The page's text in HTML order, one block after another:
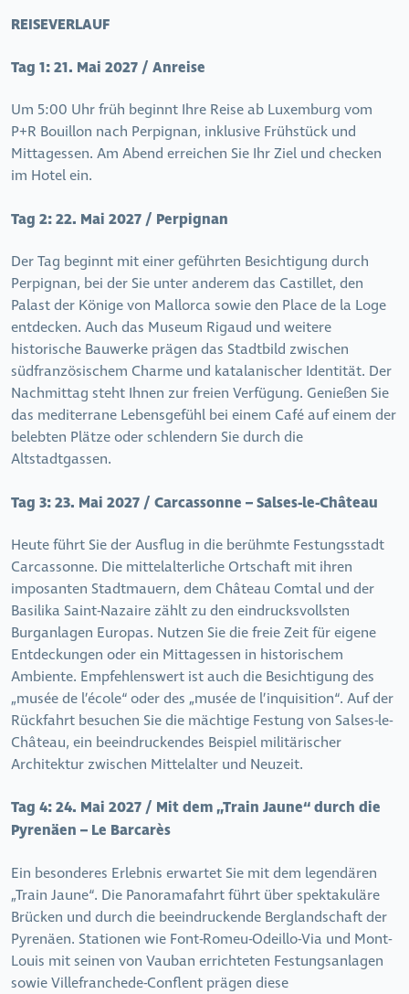
REISEVERLAUF
Tag 1:21. Mai 2027 / Anreise
Um 5:00 Uhr früh beginnt Ihre Reise ab Luxemburg vom
P+R Bouillon nach Perpignan, inklusive Frühstück und
Mittagessen. Am Abend erreichen Sie Ihr Ziel und checken
im Hotel ein.
Tag 2:22. Mai 2027 / Perpignan
Der Tag beginnt mit einer geführten Besichtigung durch
Perpignan, bei der Sie unter anderem das Castillet, den
Palast der Könige von Mallorca sowie den Place de la Loge
entdecken. Auch das Museum Rigaud und weitere
historische Bauwerke prägen das Stadtbild zwischen
südfranzösischem Charme und katalanischer Identität. Der
Nachmittag steht Ihnen zur freien Verfügung. Genießen Sie
das mediterrane Lebensgefühl bei einem Café auf einem der
belebten Plätze oder schlendern Sie durch die
Altstadtgassen.
Tag 3:23. Mai 2027 / Carcassonne – Salses-le-Château
Heute führt Sie der Ausflug in die berühmte Festungsstadt
Carcassonne. Die mittelalterliche Ortschaft mit ihren
imposanten Stadtmauern, dem Château Comtal und der
Basilika Saint-Nazaire zählt zu den eindrucksvollsten
Burganlagen Europas. Nutzen Sie die freie Zeit für eigene
Entdeckungen oder ein Mittagessen in historischem
Ambiente. Empfehlenswert ist auch die Besichtigung des
„musée de l’école“ oder des „musée de l’inquisition“. Auf der
Rückfahrt besuchen Sie die mächtige Festung von Salses-le-
Château, ein beeindruckendes Beispiel militärischer
Architektur zwischen Mittelalter und Neuzeit.
Tag 4:24. Mai 2027 / Mit dem „Train Jaune“ durch die
Pyrenäen – Le Barcarès
Ein besonderes Erlebnis erwartet Sie mit dem legendären
„Train Jaune“. Die Panoramafahrt führt über spektakuläre
Brücken und durch die beeindruckende Berglandschaft der
Pyrenäen. Stationen wie Font-Romeu-Odeillo-Via und Mont-
Louis mit seinen von Vauban errichteten Festungsanlagen
sowie Villefranchede-Conflent prägen diese